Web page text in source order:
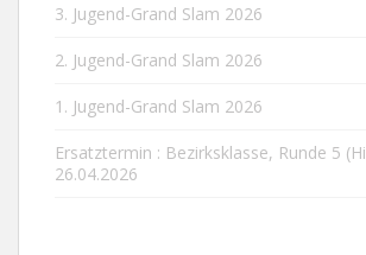
3. Jugend-Grand Slam 2026
2. Jugend-Grand Slam 2026
1. Jugend-Grand Slam 2026
Ersatztermin : Bezirksklasse, Runde 5
26.04.2026